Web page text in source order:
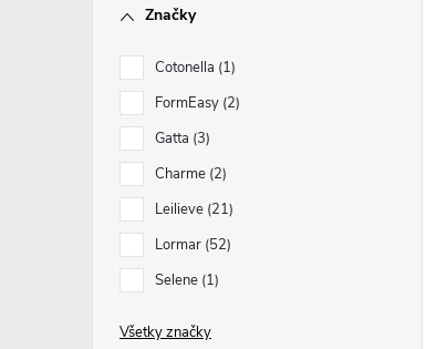
Značky
Cotonella 1
FormEasy 2
Gatta 3
Charme 2
Leilieve 21
Lormar 52
Selene 1
Všetky značky